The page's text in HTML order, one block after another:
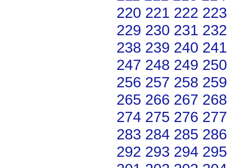
220 221 222 223
229 230 231 232
238 239 240 241
247 248 249 250
256 257 258 259
265 266 267 268
274 275 276 277
283 284 285 286
292 293 294 295